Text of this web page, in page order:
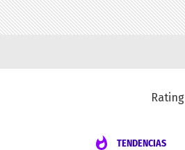
Rating
TENDENCIAS